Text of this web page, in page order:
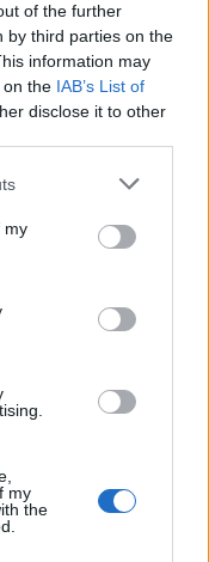
of the further
by third parties on the
information may
on the IAB’s List of
disclose it to other
my
my
the
műtétet